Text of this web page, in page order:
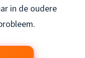
in de oudere